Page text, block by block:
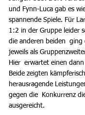
und Fynn-Luca gab es
spannende Spiele. Für
1:2 in der Gruppe leider
die anderen beiden  ging
jeweils als
Hier  erwartet einen
Beide zeigten
herausragende
gegen die  Konkurrenz
ausgereicht.